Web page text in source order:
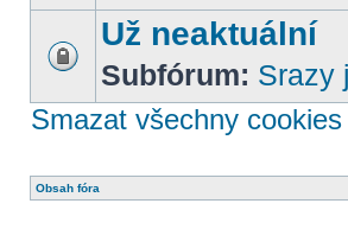
Už neaktuální
Subfórum: Srazy
Smazat všechny
Obsah fóra